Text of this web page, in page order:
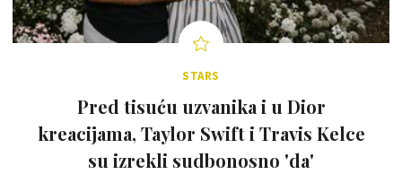
STARS
Pred tisuću uzvanika i u Dior
kreacijama, Taylor Swift i Travis Kelce
su izrekli sudbonosno 'da'